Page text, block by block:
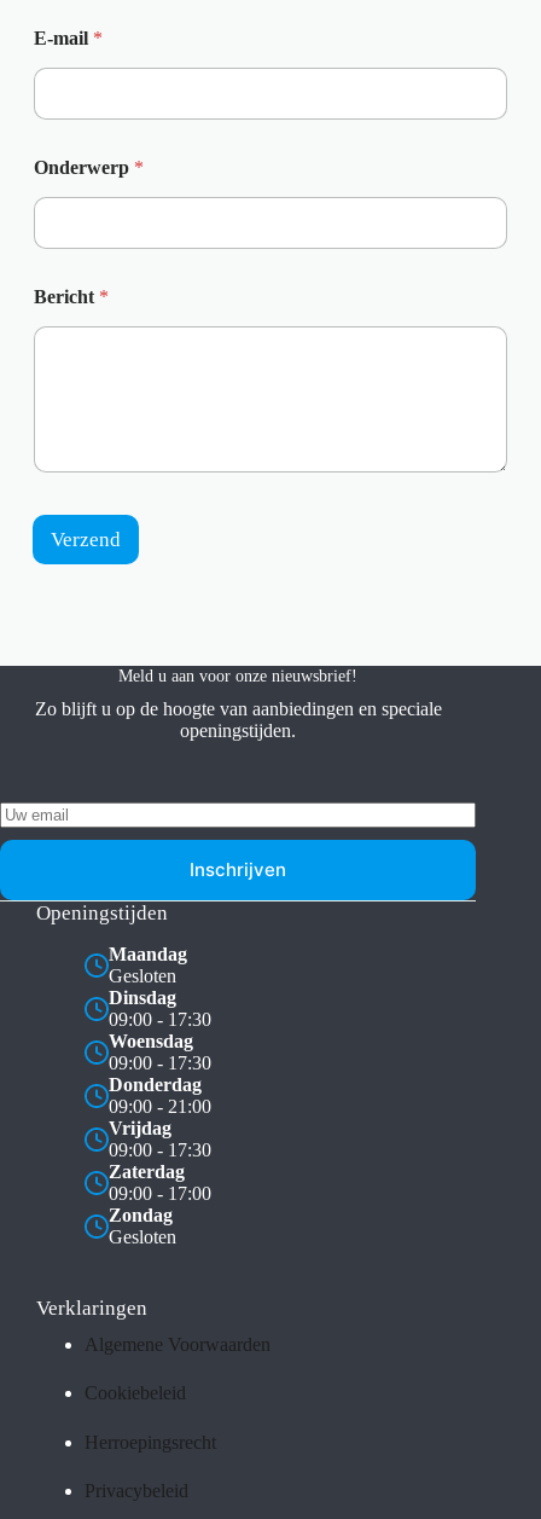
E-mail *
Onderwerp *
Bericht *
Verzend
Meld u aan voor onze nieuwsbrief!
Zo blijft u op de hoogte van aanbiedingen en speciale
openingstijden.
Inschrijven
Openingstijden
Maandag
Gesloten
Dinsdag
09:00 - 17:30
Woensdag
09:00 - 17:30
Donderdag
09:00 - 21:00
Vrijdag
09:00 - 17:30
Zaterdag
09:00 - 17:00
Zondag
Gesloten
Verklaringen
Algemene Voorwaarden
Cookiebeleid
Herroepingsrecht
Privacybeleid